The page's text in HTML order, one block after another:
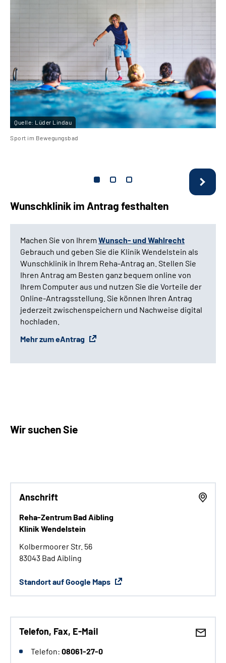
Quelle: Lüder Lindau
Sport im Bewegungsbad
Wunschklinik im Antrag festhalten
Machen Sie von Ihrem Wunsch- und Wahlrecht
Gebrauch und geben Sie die Klinik Wendelstein als
Wunschklinik in Ihrem Reha-Antrag an. Stellen Sie
Ihren Antrag am Besten ganz bequem online von
Ihrem Computer aus und nutzen Sie die Vorteile der
Online-Antragsstellung. Sie können Ihren Antrag
jederzeit zwischenspeichern und Nachweise digital
hochladen.
Mehr zum eAntrag
Wir suchen Sie
Anschrift
Reha-Zentrum Bad Aibling
Klinik Wendelstein
Kolbermoorer Str. 56
83043 Bad Aibling
Standort auf Google Maps
Telefon, Fax, E-Mail
Telefon: 08061-27-0